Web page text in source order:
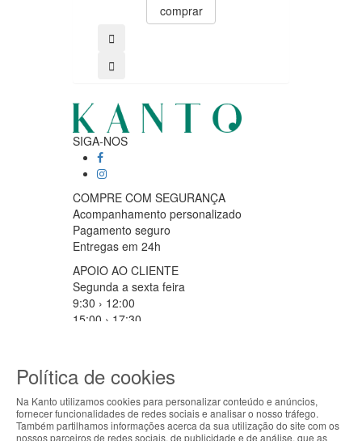
comprar
SIGA-NOS
COMPRE COM SEGURANÇA
Acompanhamento personalizado
Pagamento seguro
Entregas em 24h
APOIO AO CLIENTE
Segunda a sexta feira
9:30 › 12:00
15:00 › 17:30
MÉTODOS DE PAGAMENTO
ABOUT THE COOKIES
Política de cookies
Na Kanto utilizamos cookies para personalizar conteúdo e anúncios,
fornecer funcionalidades de redes sociais e analisar o nosso tráfego.
Também partilhamos informações acerca da sua utilização do site com os
nossos parceiros de redes sociais, de publicidade e de análise, que as